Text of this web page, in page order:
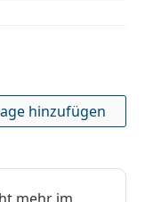
hinzufügen